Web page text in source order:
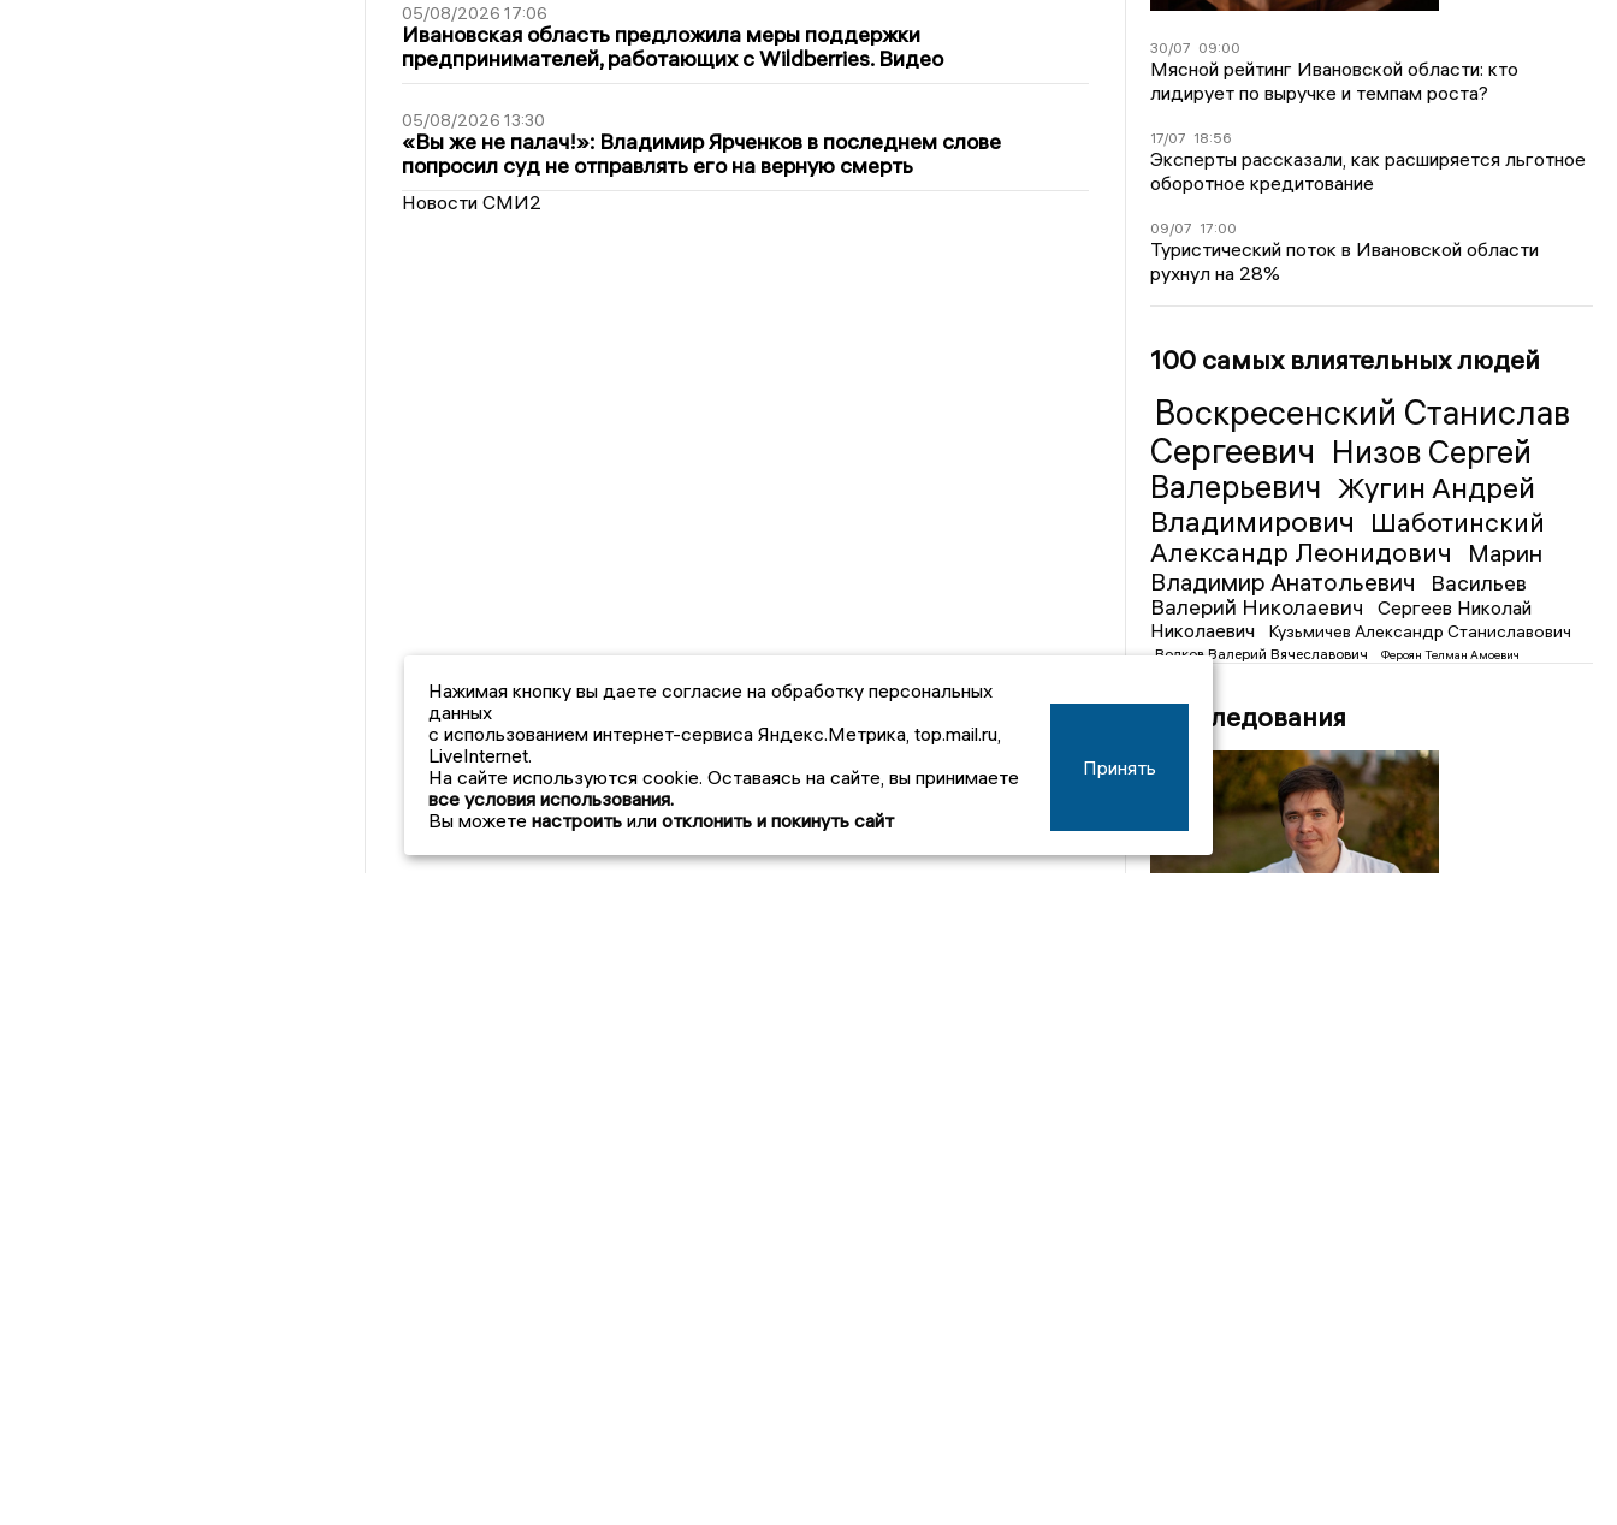
05/08/2026 17:06
Ивановская область предложила меры поддержки
предпринимателей, работающих с Wildberries. Видео
05/08/2026 13:30
«Вы же не палач!»: Владимир Ярченков в последнем слове
попросил суд не отправлять его на верную смерть
Новости СМИ2
30/07 09:00
Мясной рейтинг Ивановской области: кто
лидирует по выручке и темпам роста?
17/07 18:56
Эксперты рассказали, как расширяется льготное
оборотное кредитование
09/07 17:00
Туристический поток в Ивановской области
рухнул на 28%
100 самых влиятельных людей
Воскресенский Станислав
Сергеевич Низов Сергей
Валерьевич Жугин Андрей
Владимирович
Шаботинский
Александр Леонидович
Марин
Владимир Анатольевич
Васильев
Валерий Николаевич
Сергеев Николай
Николаевич
Кузьмичев Александр Станиславович
Волков Валерий Вячеславович Фероян Телман Амоевич
Расследования
Нажимая кнопку вы даете согласие на обработку персональных
данных
с использованием интернет-сервиса Яндекс.Метрика, top.mail.ru,
LiveInternet.
На сайте используются cookie. Оставаясь на сайте, вы принимаете
все условия использования.
Вы можете настроить или отклонить и покинуть сайт
Принять